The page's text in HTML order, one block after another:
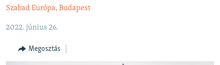
Ugrás
VIDEÓK
ELEMZŐ
NER15
Szabad Európa, Budapest
2022. június 26.
Megosztás